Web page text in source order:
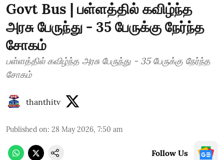
Govt Bus | பள்ளத்தில் கவிழ்ந்த
அரசு பேருந்து - 35 பேருக்கு நேர்ந்த
சோகம்
பள்ளத்தில் கவிழ்ந்த அரசு பேருந்து - 35 பேருக்கு நேர்ந்த
சோகம்
thanthitv
Published on: 28 May 2026, 7:50 am
Follow Us